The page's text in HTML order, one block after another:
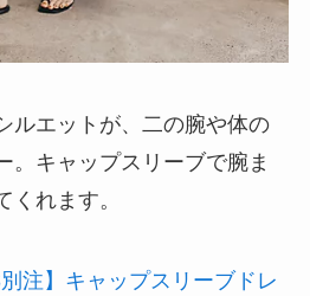
ルエットが、二の腕や体の
。キャップスリーブで腕ま
くれます。
注】キャップスリーブドレ